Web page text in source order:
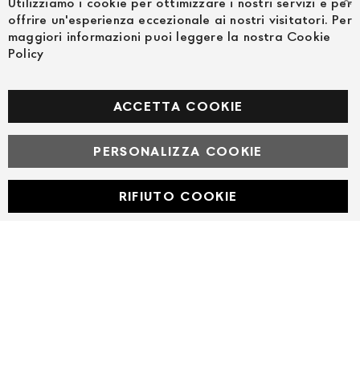
Facebook
© Powered by MAV Arreda s.r.l. | P.IVA IT05919160969
Corso Lodi, 2 | Milano - pec mavarreda@pec.it
offrire un'esperienza eccezionale ai nostri visitatori. Per
maggiori informazioni puoi leggere la nostra Cookie
Policy
ACCETTA COOKIE
PERSONALIZZA COOKIE
RIFIUTO COOKIE